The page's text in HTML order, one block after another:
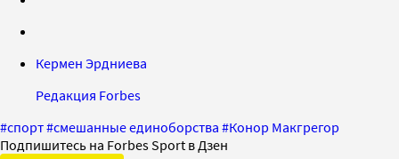
Кермен Эрдниева
Редакция Forbes
#спорт#смешанные единоборства #Конор Макгрегор
Подпишитесь на Forbes Sport в Дзен